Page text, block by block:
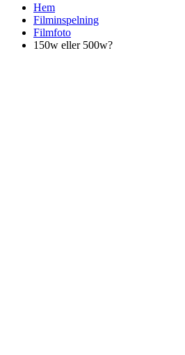
Hem
Filminspelning
Filmfoto
150w eller 500w?